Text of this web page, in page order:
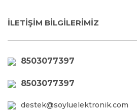
İLETİŞİM BİLGİLERİMİZ
8503077397
8503077397
destek@soyluelektronik.com